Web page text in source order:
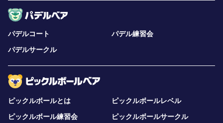
パデルコート
パデル練習会
パデルサークル
ピックルボールとは
ピックルボールレベル
ピックルボール練習会
ピックルボールサークル